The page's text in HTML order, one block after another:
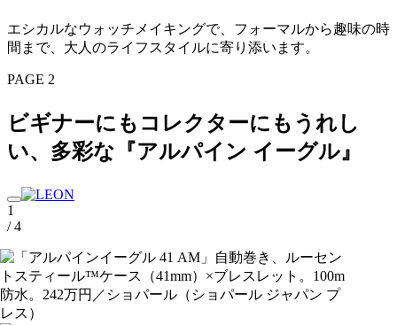
エシカルなウォッチメイキングで、フォーマルから趣味の時
間まで、大人のライフスタイルに寄り添います。
PAGE 2
ビギナーにもコレクターにもうれし
い、多彩な『アルパイン イーグル』
1
/ 4